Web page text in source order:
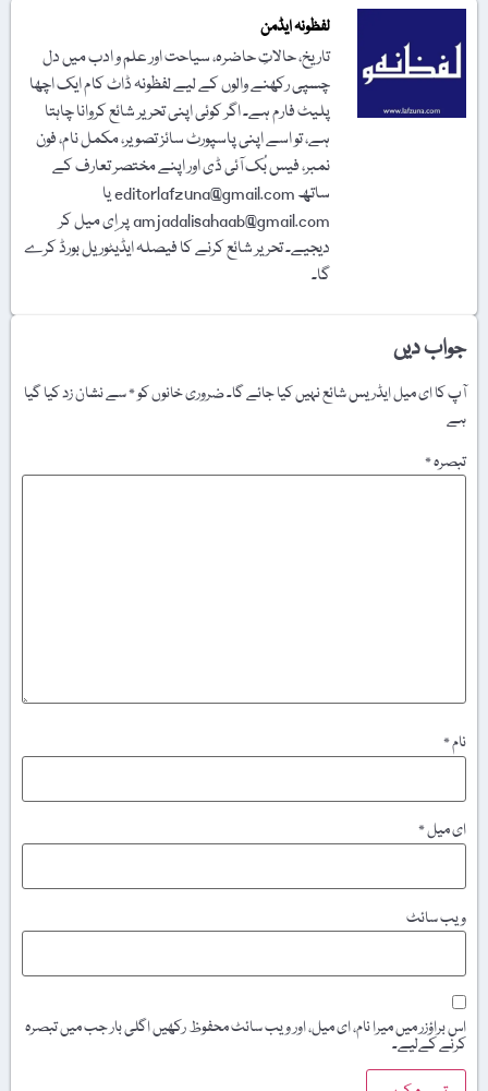
لفظونہ ایڈمن
تاریخ، حالاتِ حاضرہ، سیاحت اور علم و ادب میں دل
چسپی رکھنے والوں کے لیے لفظونہ ڈاٹ کام ایک اچھا
پلیٹ فارم ہے۔ اگر کوئی اپنی تحریر شائع کروانا چاہتا
ہے، تو اسے اپنی پاسپورٹ سائز تصویر، مکمل نام، فون
نمبر، فیس بُک آئی ڈی اور اپنے مختصر تعارف کے
ساتھ editorlafzuna@gmail.com یا
amjadalisahaab@gmail.com پر اِی میل کر
دیجیے۔ تحریر شائع کرنے کا فیصلہ ایڈیٹوریل بورڈ کرے
گا۔
جواب دیں
آپ کا ای میل ایڈریس شائع نہیں کیا جائے گا۔ضروری خانوں کو*سے نشان زد کیا گیا
ہے
تبصرہ*
نام*
ای میل*
ویب‌ سائٹ
اس براؤزر میں میرا نام، ای میل، اور ویب سائٹ محفوظ رکھیں اگلی بار جب میں تبصرہ
کرنے کےلیے۔